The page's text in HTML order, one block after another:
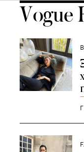
Vogue